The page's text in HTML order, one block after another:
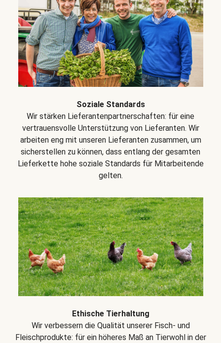
Soziale Standards
Wir stärken Lieferantenpartnerschaften: für eine
vertrauensvolle Unterstützung von Lieferanten. Wir
arbeiten eng mit unseren Lieferanten zusammen, um
sicherstellen zu können, dass entlang der gesamten
Lieferkette hohe soziale Standards für Mitarbeitende
gelten.
Ethische Tierhaltung
Wir verbessern die Qualität unserer Fisch- und
Fleischprodukte: für ein höheres Maß an Tierwohl in der